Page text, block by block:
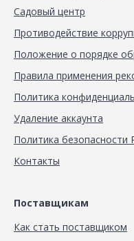
Садовый центр
Противодействие
Положение о порядке
Правила применения
Политика
Удаление аккаунта
Политика безопасности
Контакты
Поставщикам
Как стать поставщиком